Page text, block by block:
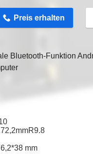
Preis erhalten
Bluetooth-Funktion
mm